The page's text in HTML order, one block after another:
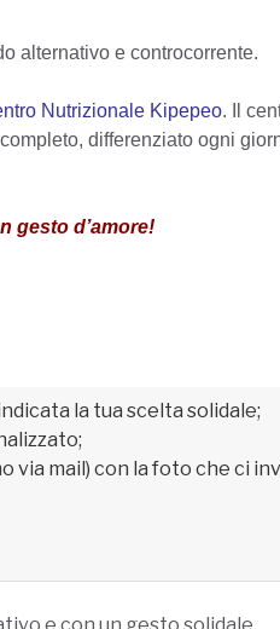
alternativo e controcorrente.
Nutrizionale Kipepeo. Il
differenziato ogni
gesto d’amore!
la tua scelta solidale;
mail) con la foto che ci